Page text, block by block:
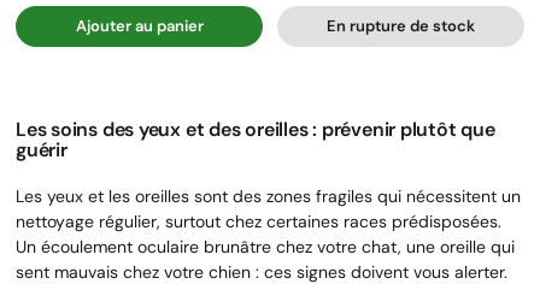
Ajouter au panier En rupture de stock
Les soins des yeux et des oreilles : prévenir plutôt que
guérir
Les yeux et les oreilles sont des zones fragiles qui nécessitent un
nettoyage régulier, surtout chez certaines races prédisposées.
Un écoulement oculaire brunâtre chez votre chat, une oreille qui
sent mauvais chez votre chien : ces signes doivent vous alerter.